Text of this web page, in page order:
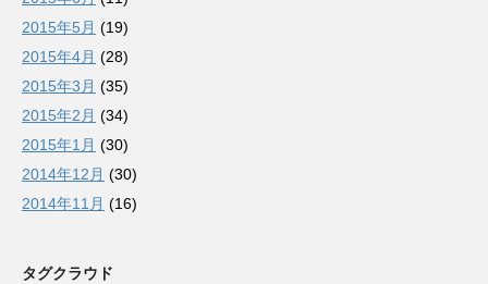
2015年5月 (19)
2015年4月 (28)
2015年3月 (35)
2015年2月 (34)
2015年1月 (30)
2014年12月 (30)
2014年11月 (16)
タグクラウド